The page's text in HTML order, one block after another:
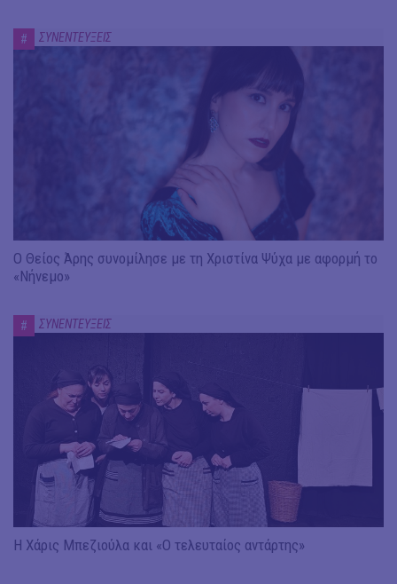
# ΣΥΝΕΝΤΕΥΞΕΙΣ
Ο Θείος Άρης συνομίλησε με τη Χριστίνα Ψύχα με αφορμή το
«Νήνεμο»
# ΣΥΝΕΝΤΕΥΞΕΙΣ
Η Χάρις Μπεζιούλα και «Ο τελευταίος αντάρτης»